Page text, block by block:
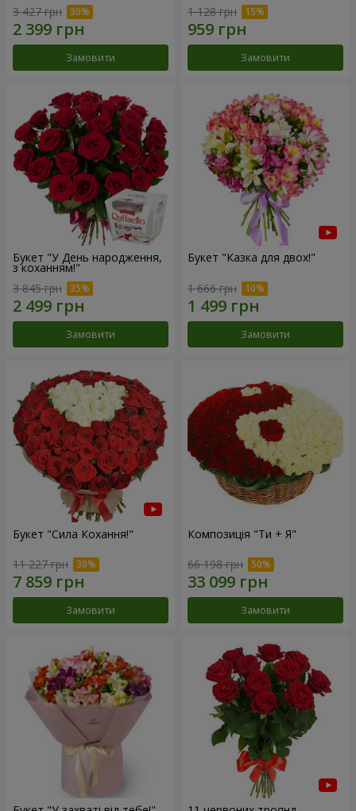
3 427 грн
Замовити
1 128 грн
Замовити
Букет "У День народження,
з коханням!"
3 845 грн
Замовити
Букет "Казка для двох!"
1 666 грн
Замовити
Букет "Сила Кохання!"
11 227 грн
Замовити
Композиція "Ти + Я"
66 198 грн
Замовити